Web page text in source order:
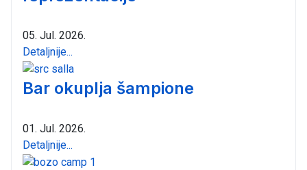
05. Jul. 2026.
Detaljnije...
Bar okuplja šampione
01. Jul. 2026.
Detaljnije...